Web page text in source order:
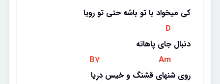
کی میخواد با تو باشه حتی تو رویا
D
دنبال جای پاهاته
B7 Am
روی شنهای قشنگ و خیس دریا